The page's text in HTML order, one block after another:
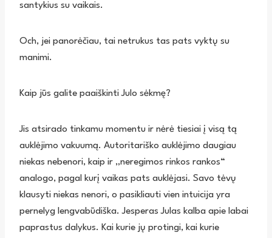
santykius su vaikais.
Och, jei panorėčiau, tai netrukus tas pats vyktų su
manimi.
Kaip jūs galite paaiškinti Julo sėkmę?
Jis atsirado tinkamu momentu ir nėrė tiesiai į visą tą
auklėjimo vakuumą. Autoritariško auklėjimo daugiau
niekas nebenori, kaip ir „neregimos rinkos rankos“
analogo, pagal kurį vaikas pats auklėjasi. Savo tėvų
klausyti niekas nenori, o pasikliauti vien intuicija yra
pernelyg lengvabūdiška. Jesperas Julas kalba apie labai
paprastus dalykus. Kai kurie jų protingi, kai kurie